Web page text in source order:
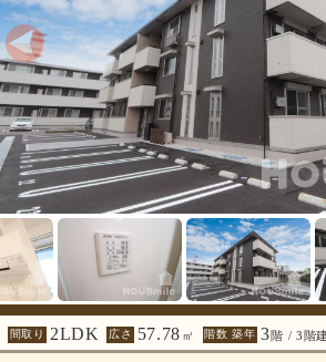
間取り 2LDK 広さ 57.78 ㎡ 階数 築年 3階 / 3階建